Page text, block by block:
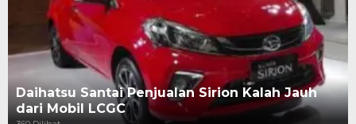
Daihatsu Santai Penjualan Sirion Kalah Jauh
dari Mobil LCGC